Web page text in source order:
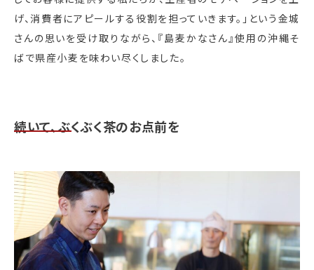
げ、消費者にアピールする役割を担っていきます。」という金城
さんの思いを受け取りながら、『島麦かなさん』使用の沖縄そ
ばで県産小麦を味わい尽くしました。
続いて、ぶくぶく茶のお点前を